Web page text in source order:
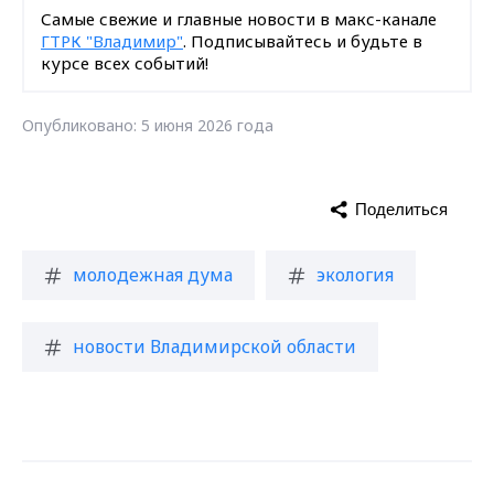
Самые свежие и главные новости в макс-канале
ГТРК "Владимир". Подписывайтесь и будьте в
курсе всех событий!
Опубликовано: 5 июня 2026 года
молодежная дума экология
новости Владимирской области
Поделиться